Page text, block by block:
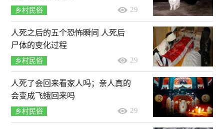
乡村民俗 29
人死之后的五个恐怖瞬间 人死后
尸体的变化过程
乡村民俗 29
人死了会回来看家人吗；亲人真的
会变成飞蛾回来吗
乡村民俗 29